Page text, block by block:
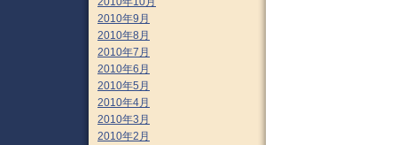
2010年9月
2010年8月
2010年7月
2010年6月
2010年5月
2010年4月
2010年3月
2010年2月